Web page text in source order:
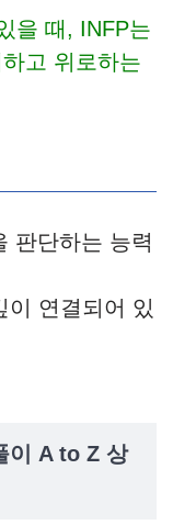
을 때, INFP는
고 위로하는
판단하는 능력
이 연결되어 있
이 A to Z 상